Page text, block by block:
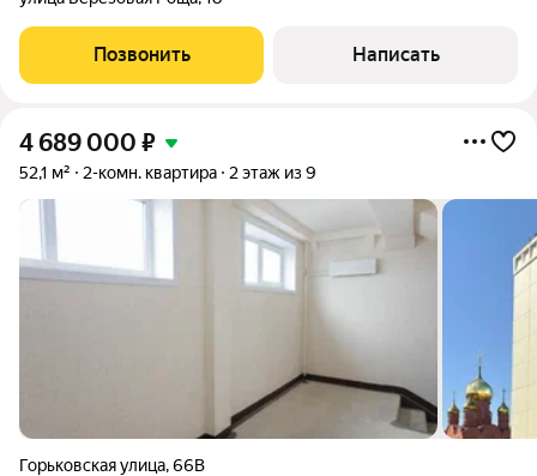
Позвонить Написать
4 689 000 ₽
52,1 м² 2-комн. квартира 2 этаж из 9
Горьковская улица,66В